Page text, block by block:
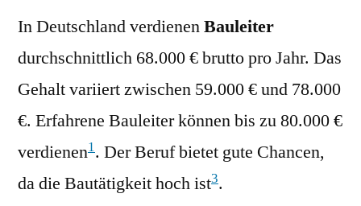
In Deutschland verdienenBauleiter
durchschnittlich 68.000 € brutto pro Jahr. Das
Gehalt variiert zwischen 59.000 € und 78.000
€. Erfahrene Bauleiter können bis zu 80.000 €
verdienen1. Der Beruf bietet gute Chancen,
da die Bautätigkeit hoch ist3.